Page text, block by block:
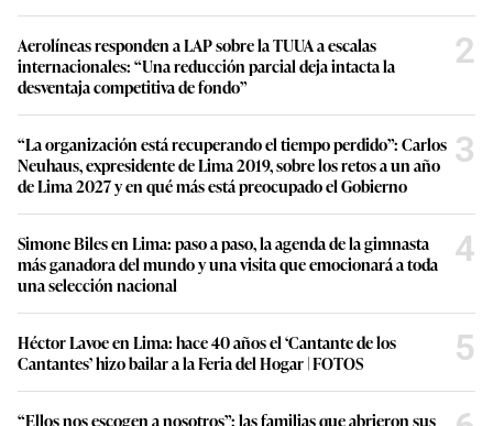
Aerolíneas responden a LAP sobre la TUUA a escalas
internacionales: “Una reducción parcial deja intacta la
desventaja competitiva de fondo”
2
“La organización está recuperando el tiempo perdido”: Carlos
Neuhaus, expresidente de Lima 2019, sobre los retos a un año
de Lima 2027 y en qué más está preocupado el Gobierno
3
Simone Biles en Lima: paso a paso, la agenda de la gimnasta
más ganadora del mundo y una visita que emocionará a toda
una selección nacional
4
Héctor Lavoe en Lima: hace 40 años el ‘Cantante de los
Cantantes’ hizo bailar a la Feria del Hogar | FOTOS
5
“Ellos nos escogen a nosotros”: las familias que abrieron sus